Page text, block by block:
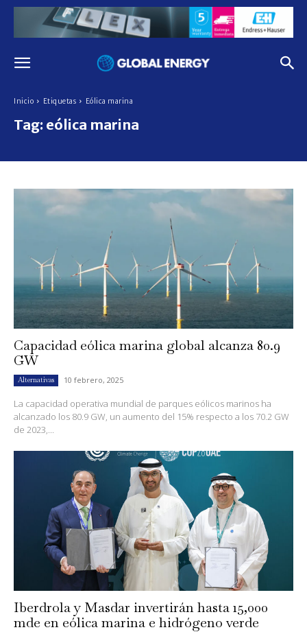
Inicio Etiquetas Eólica marina
Tag: eólica marina
Capacidad eólica marina global alcanza 80.9
GW
Alternativas 10 febrero, 2025
La capacidad operativa mundial de parques eólicos marinos ha
alcanzado los 80.9 GW, un aumento del 15% respecto a los 70.2 GW
de 2023,...
Iberdrola y Masdar invertirán hasta 15,000
mde en eólica marina e hidrógeno verde